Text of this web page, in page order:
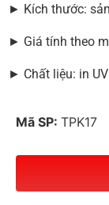
► Kích thước:
► Giá tính theo
► Chất liệu: in
Mã SP: TPK17